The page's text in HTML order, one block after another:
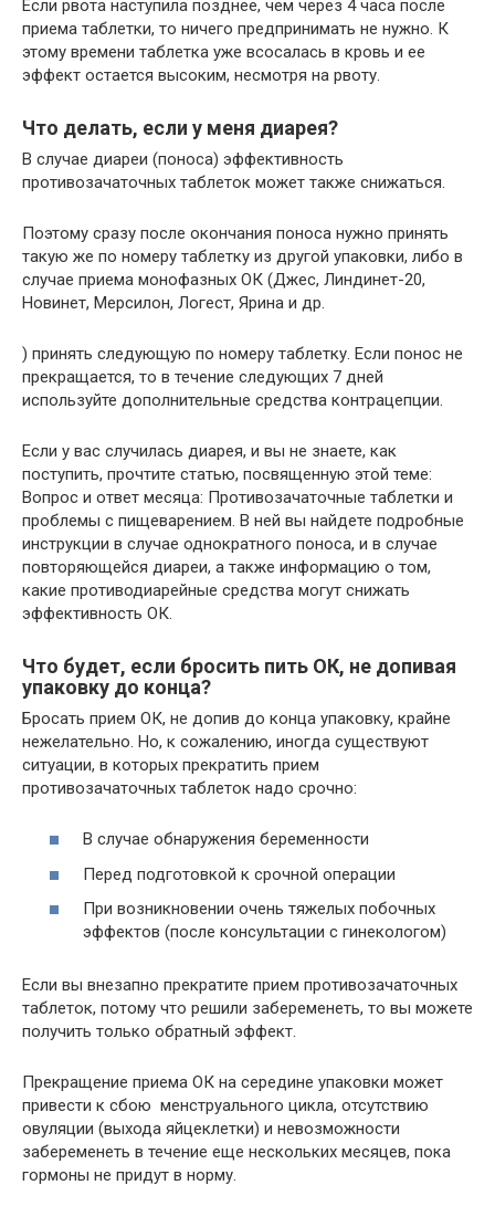
Если рвота наступила позднее, чем через 4 часа после
приема таблетки, то ничего предпринимать не нужно. К
этому времени таблетка уже всосалась в кровь и ее
эффект остается высоким, несмотря на рвоту.
Что делать, если у меня диарея?
В случае диареи (поноса) эффективность
противозачаточных таблеток может также снижаться.
Поэтому сразу после окончания поноса нужно принять
такую же по номеру таблетку из другой упаковки, либо в
случае приема монофазных ОК (Джес, Линдинет-20,
Новинет, Мерсилон, Логест, Ярина и др.
) принять следующую по номеру таблетку. Если понос не
прекращается, то в течение следующих 7 дней
используйте дополнительные средства контрацепции.
Если у вас случилась диарея, и вы не знаете, как
поступить, прочтите статью, посвященную этой теме:
Вопрос и ответ месяца: Противозачаточные таблетки и
проблемы с пищеварением. В ней вы найдете подробные
инструкции в случае однократного поноса, и в случае
повторяющейся диареи, а также информацию о том,
какие противодиарейные средства могут снижать
эффективность ОК.
Что будет, если бросить пить ОК, не допивая
упаковку до конца?
Бросать прием ОК, не допив до конца упаковку, крайне
нежелательно. Но, к сожалению, иногда существуют
ситуации, в которых прекратить прием
противозачаточных таблеток надо срочно:
В случае обнаружения беременности
Перед подготовкой к срочной операции
При возникновении очень тяжелых побочных
эффектов (после консультации с гинекологом)
Если вы внезапно прекратите прием противозачаточных
таблеток, потому что решили забеременеть, то вы можете
получить только обратный эффект.
Прекращение приема ОК на середине упаковки может
привести к сбою менструального цикла, отсутствию
овуляции (выхода яйцеклетки) и невозможности
забеременеть в течение еще нескольких месяцев, пока
гормоны не придут в норму.